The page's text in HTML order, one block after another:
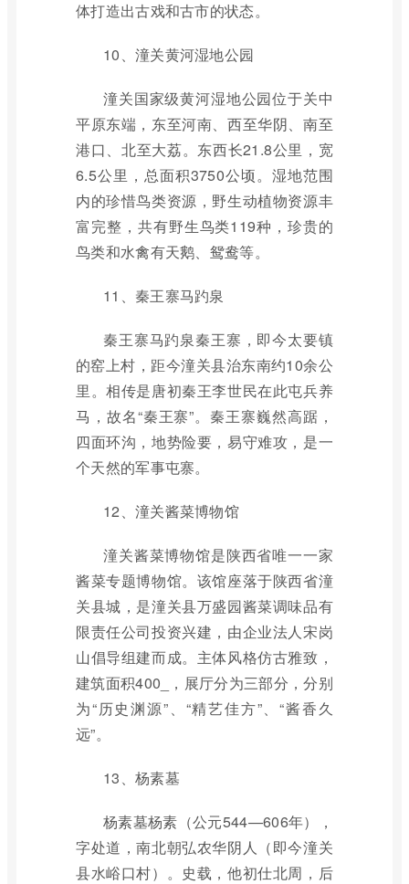
体打造出古戏和古市的状态。
10、潼关黄河湿地公园
潼关国家级黄河湿地公园位于关中
平原东端，东至河南、西至华阴、南至
港口、北至大荔。东西长21.8公里，宽
6.5公里，总面积3750公顷。湿地范围
内的珍惜鸟类资源，野生动植物资源丰
富完整，共有野生鸟类119种，珍贵的
鸟类和水禽有天鹅、鸳鸯等。
11、秦王寨马趵泉
秦王寨马趵泉秦王寨，即今太要镇
的窑上村，距今潼关县治东南约10余公
里。相传是唐初秦王李世民在此屯兵养
马，故名“秦王寨”。秦王寨巍然高踞，
四面环沟，地势险要，易守难攻，是一
个天然的军事屯寨。
12、潼关酱菜博物馆
潼关酱菜博物馆是陕西省唯一一家
酱菜专题博物馆。该馆座落于陕西省潼
关县城，是潼关县万盛园酱菜调味品有
限责任公司投资兴建，由企业法人宋岗
山倡导组建而成。主体风格仿古雅致，
建筑面积400_，展厅分为三部分，分别
为“历史渊源”、“精艺佳方”、“酱香久
远”。
13、杨素墓
杨素墓杨素（公元544—606年），
字处道，南北朝弘农华阴人（即今潼关
县水峪口村）。史载，他初仕北周，后